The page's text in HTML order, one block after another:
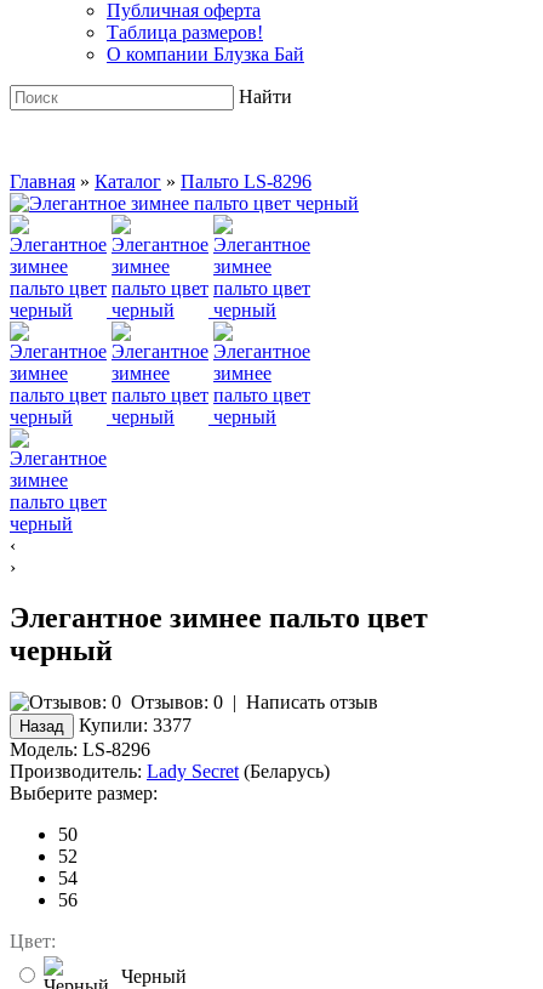
Публичная оферта
Таблица размеров!
О компании Блузка Бай
Найти
Главная » Каталог » Пальто LS-8296
‹
›
Элегантное зимнее пальто цвет
черный
Отзывов: 0 | Написать отзыв
Купили: 3377
Модель: LS-8296
Производитель: Lady Secret (Беларусь)
Выберите размер:
50
52
54
56
Цвет:
Черный